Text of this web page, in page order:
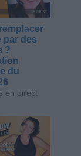
par des
?
du
en direct